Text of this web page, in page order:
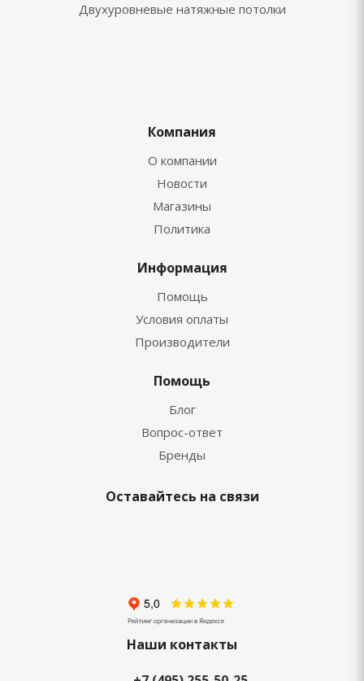
Двухуровневые натяжные потолки
Компания
О компании
Новости
Магазины
Политика
Информация
Помощь
Условия оплаты
Производители
Помощь
Блог
Вопрос-ответ
Бренды
Оставайтесь на связи
Наши контакты